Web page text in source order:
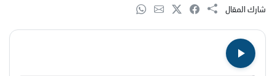
شارك المقال